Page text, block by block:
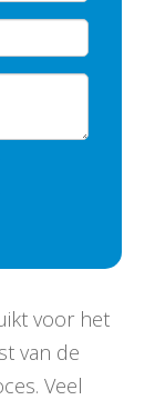
voor het
van de
Veel